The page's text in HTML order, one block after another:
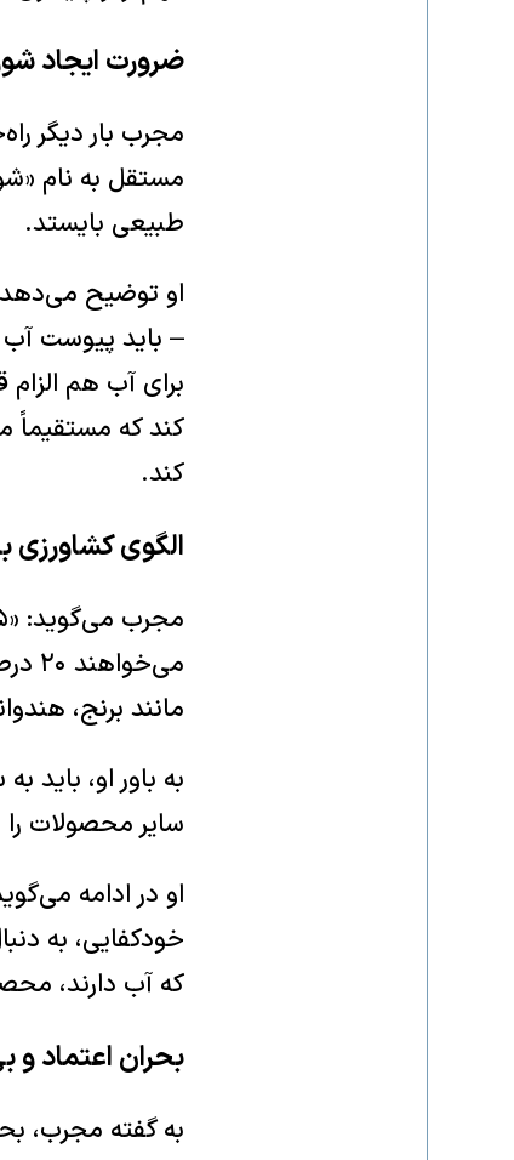
ضرورت ایجاد
مجرب بار دیگر
مستقل به نام
طبیعی بایستد.
او توضیح
– باید پیوست آب
برای آب هم
کند که مستقیماً
کند.
الگوی کشاورزی
مانند برنج،
به باور او،
سایر محصولات را
او در ادامه
خودکفایی، به
که آب دارند،
بحران اعتماد و
به گفته مجرب،